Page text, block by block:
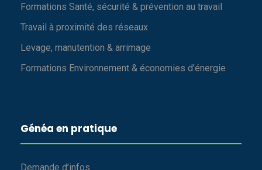
Formations Santé, sécurité & prévention au travail
Travail à proximité des réseaux
Levage, manutention & arrimage
Formations Environnement & économies d’énergie
Généa en pratique
Demande d’infos